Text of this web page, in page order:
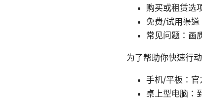
购买或租赁选
免费/试用渠道
常见问题：画
为了帮助你快速行
手机/平板：官
桌上型电脑：